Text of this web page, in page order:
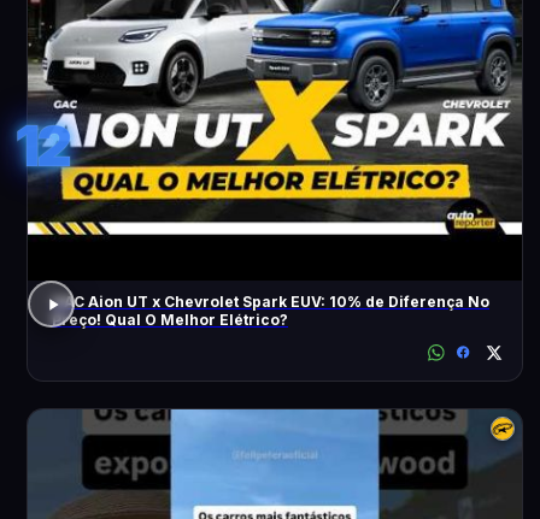
12
GAC Aion UT x Chevrolet Spark EUV: 10% de Diferença No
Preço! Qual O Melhor Elétrico?